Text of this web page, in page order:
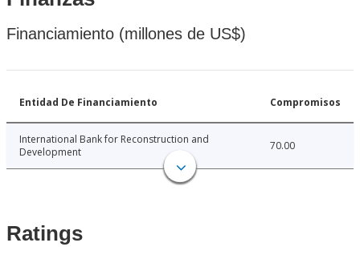
Financiamiento (millones de US$)
Entidad De Financiamiento Compromisos
International Bank for Reconstruction and
Development
70.00
Ratings